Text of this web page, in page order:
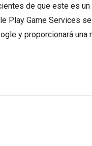
de que este es
Play Game Services
y proporcionará